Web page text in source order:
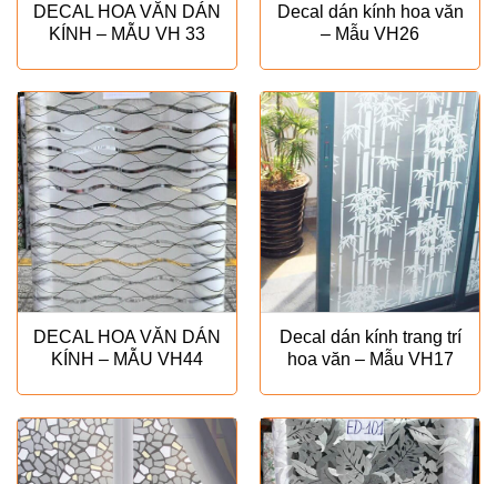
DECAL HOA VĂN DÁN
KÍNH – MẪU VH 33
Decal dán kính hoa văn
– Mẫu VH26
DECAL HOA VĂN DÁN
KÍNH – MẪU VH44
Decal dán kính trang trí
hoa văn – Mẫu VH17